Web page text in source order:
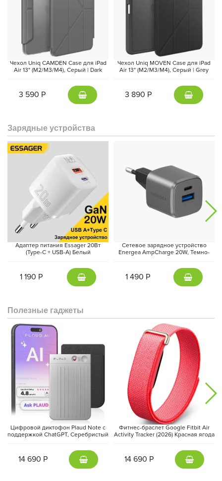
Батареи хватит на весь день без подзарядки, что позволит вам
не беспокоиться о постоянном подключении устройства к
розетке. Новая фронтальная камера Ultra Wide 12 МП в
ландшафтном режиме обещает улучшенное качество
видеозвонков, что сделает общение еще более приятным.
Планшет теперь поддерживает новый стилус Apple Pencil Pro с
мощными функциями, и позволят вам создавать шедевры
нового уровня. В целом, новый iPad Air 2024 звучит как
прекрасное устройство для всех, кто ценит качество,
производительность и удобство в использовании.
Чехол Uniq CAMDEN Case для iPad
Air 13" (M2/M3/M4), Серый | Dark
3 590 Р
Чехол Uniq MOVEN Case для iPad
Air 13" (M2/M3/M4), Серый | Grey
3 890 Р
Зарядные устройства
Адаптер питания Essager 20Вт
(Type-C + USB-A) Белый
1 190 Р
Сетевое зарядное устройство
Energea AmpCharge 20W, Темно-
1 490 Р
Полезные гаджеты
Цифровой диктофон Plaud Note с
поддержкой ChatGPT, Серебристый
14 690 Р
Фитнес-браслет Google Fitbit Air
Activity Tracker (2026) Красная ягода
14 690 Р